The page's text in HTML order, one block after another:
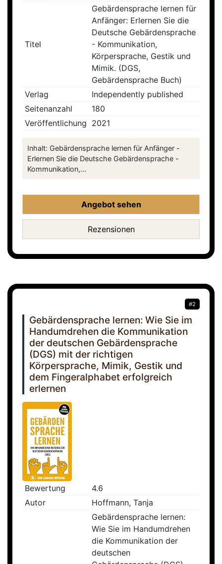
Titel
Gebärdensprache lernen für
Anfänger: Erlernen Sie die
Deutsche Gebärdensprache
- Kommunikation,
Körpersprache, Gestik und
Mimik. (DGS,
Gebärdensprache Buch)
Verlag
Independently published
Seitenanzahl
180
Veröffentlichung 2021
Inhalt: Gebärdensprache lernen für Anfänger -
Erlernen Sie die Deutsche Gebärdensprache -
Kommunikation,...
Angebot sehen
Rezensionen
#2
Gebärdensprache lernen: Wie Sie im
Handumdrehen die Kommunikation
der deutschen Gebärdensprache
(DGS) mit der richtigen
Körpersprache, Mimik, Gestik und
dem Fingeralphabet erfolgreich
erlernen
Bewertung
4.6
Autor
Hoffmann, Tanja
Gebärdensprache lernen:
Wie Sie im Handumdrehen
die Kommunikation der
deutschen